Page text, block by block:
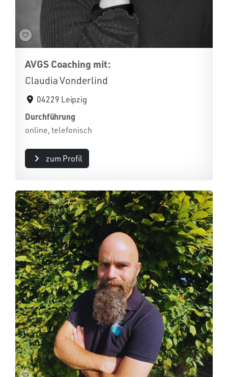
AVGS Coaching mit:
Claudia Vonderlind
04229 Leipzig
Durchführung
online, telefonisch
zum Profil